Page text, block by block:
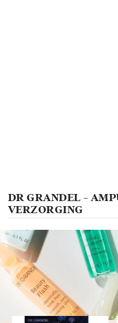
DR GRANDEL -
VERZORGING